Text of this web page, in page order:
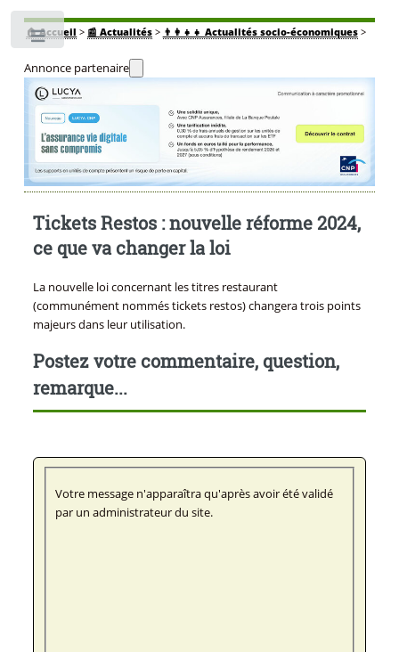
🏠Accueil > 📰 Actualités> 👨‍👩‍👧‍👧 Actualités socio-économiques>
Annonce partenaire
Tickets Restos : nouvelle réforme 2024,
ce que va changer la loi
La nouvelle loi concernant les titres restaurant
(communément nommés tickets restos) changera trois points
majeurs dans leur utilisation.
Postez votre commentaire, question,
remarque...
Votre message n'apparaîtra qu'après avoir été validé
par un administrateur du site.
Toggle